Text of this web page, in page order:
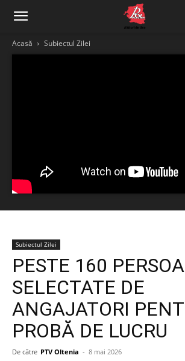
Acasă Subiectul Zilei
Subiectul Zilei
PESTE 160
SELECTATE DE
ANGAJATORI
PROBĂ DE LUCRU
De către PTV Oltenia - 8 mai 2026